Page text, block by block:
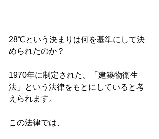
28℃という決まりは何を基準にして決
められたのか？
1970年に制定された、「建築物衛生
法」という法律をもとにしていると考
えられます。
この法律では、